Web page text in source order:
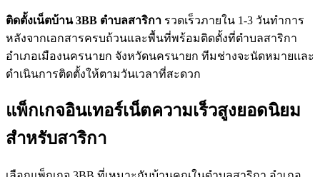
ติดตั้งเน็ตบ้าน 3BB ตำบลสาริกา รวดเร็วภายใน 1-3 วันทำการ
หลังจากเอกสารครบถ้วนและพื้นที่พร้อมติดตั้งที่ตำบลสาริกา
อำเภอเมืองนครนายก จังหวัดนครนายก ทีมช่างจะนัดหมายและ
ดำเนินการติดตั้งให้ตามวันเวลาที่สะดวก
แพ็กเกจอินเทอร์เน็ตความเร็วสูงยอดนิยม
สำหรับสาริกา